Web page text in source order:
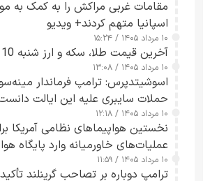
مقامات غربی مراکش را به کمک به
اسپانیا متهم کردند+ ویدیو
۱۰ مرداد ۱۴۰۵ / ۱۵:۲۴
آخرین قیمت طلا، سکه و ارز شنبه 10 مرداد+ جدول
۱۰ مرداد ۱۴۰۵ / ۱۳:۰۸
اسوشیتدپرس: ترامپ فرماندار
حملات سایبری علیه این ایالت
ارائه نکرد
۱۰ مرداد ۱۴۰۵ / ۱۲:۱۸
نخستین هواپیماهای نظامی آمریکا
عملیات‌های خاورمیانه وارد پایگاه
شدند
۱۰ مرداد ۱۴۰۵ / ۱۱:۵۹
ترامپ دوباره بر تصاحب گرینلند